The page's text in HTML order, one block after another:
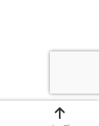
2022-2025